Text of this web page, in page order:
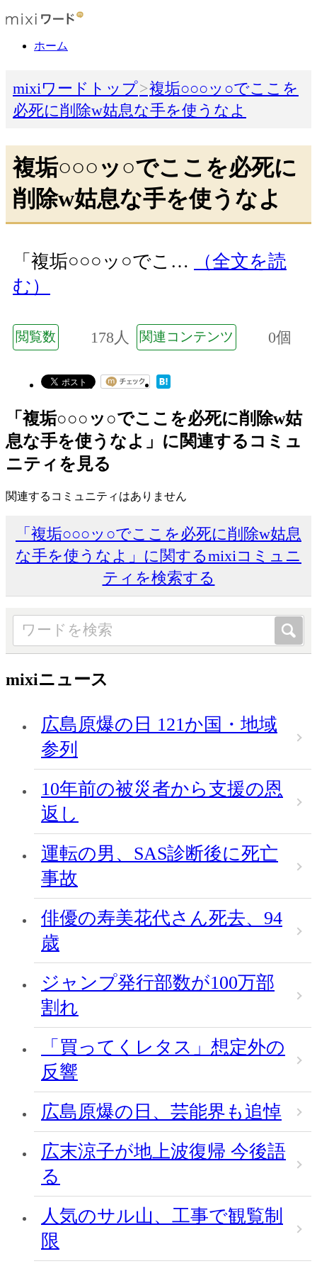
ホーム
mixiワードトップ
複垢○○○ッ○でここを
必死に削除w姑息な手を使うなよ
複垢○○○ッ○でここを必死に
削除w姑息な手を使うなよ
「複垢○○○ッ○でこ…
（全文を読
む）
閲覧数 178人 関連コンテンツ 0個
「複垢○○○ッ○でここを必死に削除w姑
息な手を使うなよ」に関連するコミュ
ニティを見る
関連するコミュニティはありません
「複垢○○○ッ○でここを必死に削除w姑息
な手を使うなよ」に関するmixiコミュニ
ティを検索する
mixiニュース
広島原爆の日 121か国・地域
参列
10年前の被災者から支援の恩
返し
運転の男、SAS診断後に死亡
事故
俳優の寿美花代さん死去、94
歳
ジャンプ発行部数が100万部
割れ
「買ってくレタス」想定外の
反響
広島原爆の日、芸能界も追悼
広末涼子が地上波復帰 今後語
る
人気のサル山、工事で観覧制
限